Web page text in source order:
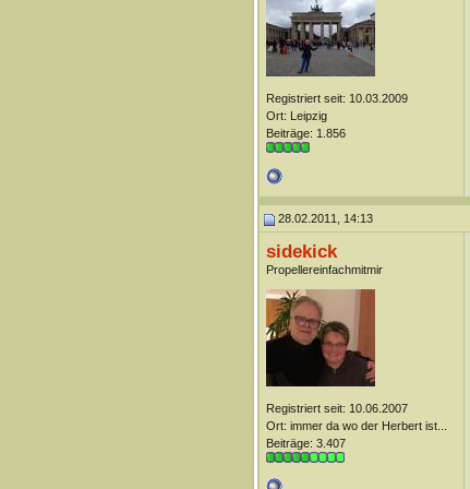
Registriert seit: 10.03.2009
Ort: Leipzig
Beiträge: 1.856
28.02.2011, 14:13
sidekick
Propellereinfachmitmir
Registriert seit: 10.06.2007
Ort: immer da wo der Herbert ist...
Beiträge: 3.407